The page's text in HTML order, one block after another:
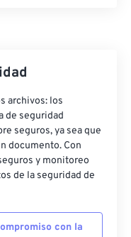
archivos: los
de seguridad
seguros, ya sea que
documento. Con
y monitoreo
de la seguridad de
con la